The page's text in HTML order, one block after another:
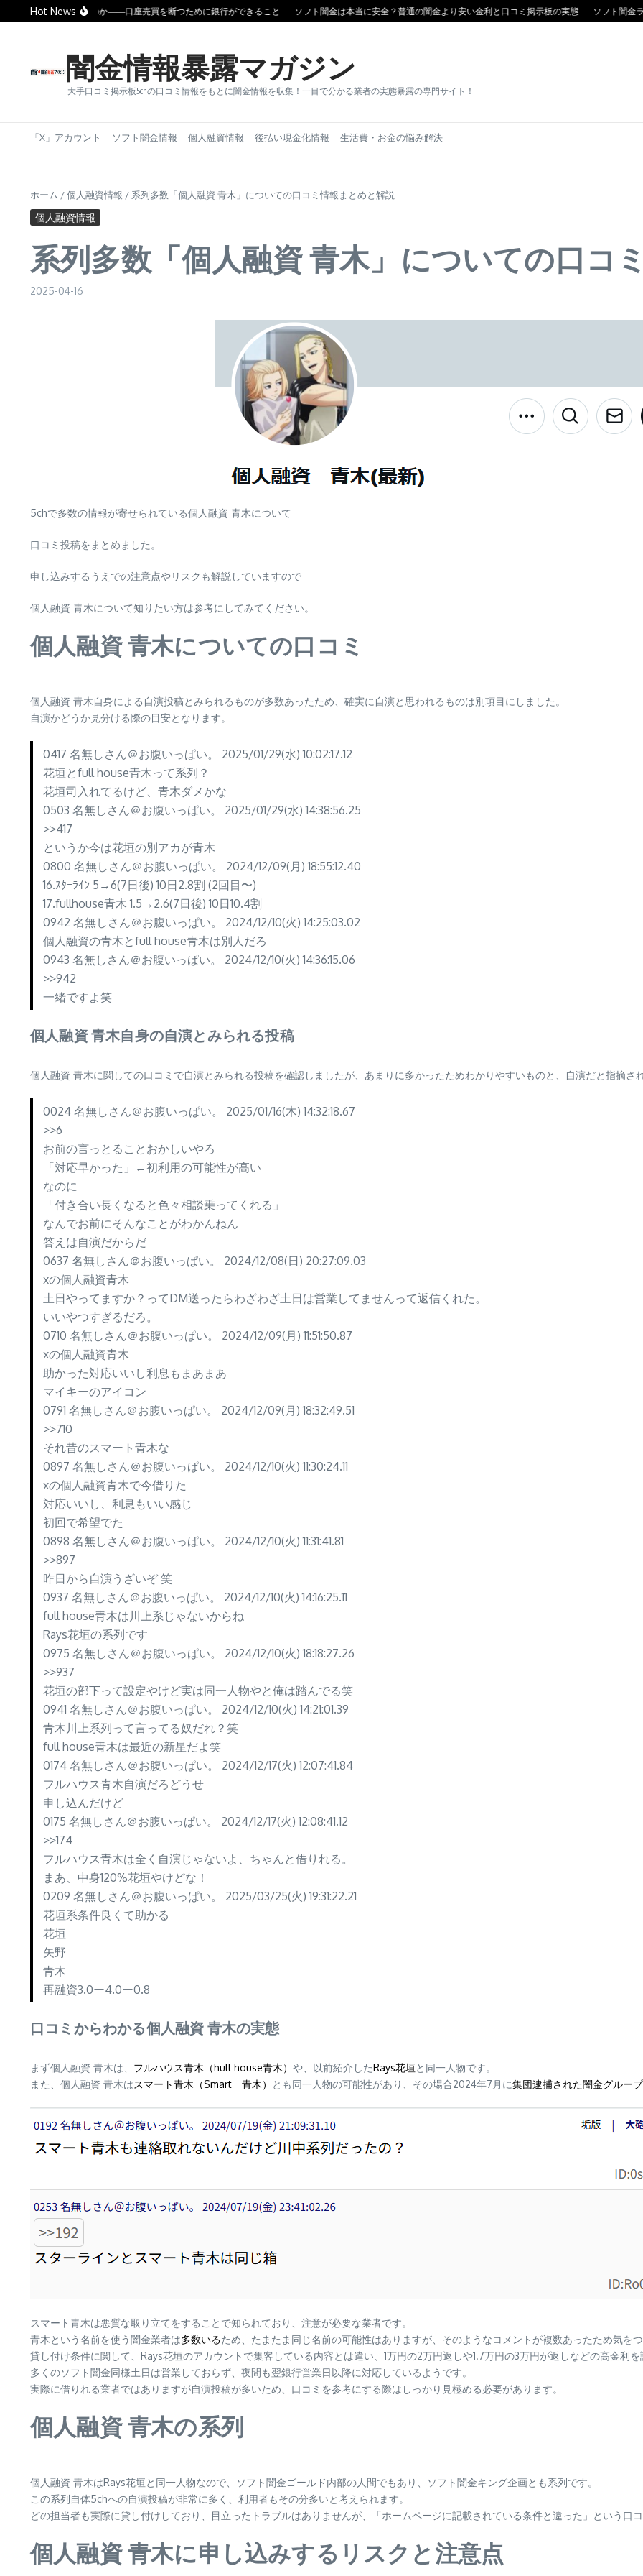
コンテンツへスキップ
Hot News
闇金は消えないのか――口座売買を断つために銀行ができること ソフト闇金は本当に安全？普通の闇金より安い金利と口コミ掲示板の実態 ソフト闇金ラン
闇金情報暴露マガジン
大手口コミ掲示板5chの口コミ情報をもとに闇金情報を収集！一目で分かる業者の実態暴露の専門サイト！
「X」アカウント ソフト闇金情報 個人融資情報 後払い現金化情報 生活費・お金の悩み解決
ホーム /個人融資情報 / 系列多数「個人融資 青木」についての口コミ情報まとめと解説
個人融資情報
系列多数「個人融資 青木」についての口コ
2025-04-16
5chで多数の情報が寄せられている個人融資 青木について
口コミ投稿をまとめました。
申し込みするうえでの注意点やリスクも解説していますので
個人融資 青木について知りたい方は参考にしてみてください。
個人融資 青木についての口コミ
個人融資 青木自身による自演投稿とみられるものが多数あったため、確実に自演と思われるものは別項目にしました。
自演かどうか見分ける際の目安となります。
0417 名無しさん＠お腹いっぱい。 2025/01/29(水) 10:02:17.12
花垣とfull house青木って系列？
花垣司入れてるけど、青木ダメかな
0503 名無しさん＠お腹いっぱい。 2025/01/29(水) 14:38:56.25
>>417
というか今は花垣の別アカが青木
0800 名無しさん＠お腹いっぱい。 2024/12/09(月) 18:55:12.40
16.ｽﾀｰﾗｲﾝ 5→6(7日後) 10日2.8割 (2回目〜)
17.fullhouse青木 1.5→2.6(7日後) 10日10.4割
0942 名無しさん＠お腹いっぱい。 2024/12/10(火) 14:25:03.02
個人融資の青木とfull house青木は別人だろ
0943 名無しさん＠お腹いっぱい。 2024/12/10(火) 14:36:15.06
>>942
一緒ですよ笑
個人融資 青木自身の自演とみられる投稿
個人融資 青木に関しての口コミで自演とみられる投稿を確認しましたが、あまりに多かったためわかりやすいものと、自演だと指摘さ
0024 名無しさん＠お腹いっぱい。 2025/01/16(木) 14:32:18.67
>>6
お前の言っとることおかしいやろ
「対応早かった」←初利用の可能性が高い
なのに
「付き合い長くなると色々相談乗ってくれる」
なんでお前にそんなことがわかんねん
答えは自演だからだ
0637 名無しさん＠お腹いっぱい。 2024/12/08(日) 20:27:09.03
xの個人融資青木
土日やってますか？ってDM送ったらわざわざ土日は営業してませんって返信くれた。
いいやつすぎるだろ。
0710 名無しさん＠お腹いっぱい。 2024/12/09(月) 11:51:50.87
xの個人融資青木
助かった対応いいし利息もまあまあ
マイキーのアイコン
0791 名無しさん＠お腹いっぱい。 2024/12/09(月) 18:32:49.51
>>710
それ昔のスマート青木な
0897 名無しさん＠お腹いっぱい。 2024/12/10(火) 11:30:24.11
xの個人融資青木で今借りた
対応いいし、利息もいい感じ
初回で希望でた
0898 名無しさん＠お腹いっぱい。 2024/12/10(火) 11:31:41.81
>>897
昨日から自演うざいぞ 笑
0937 名無しさん＠お腹いっぱい。 2024/12/10(火) 14:16:25.11
full house青木は川上系じゃないからね
Rays花垣の系列です
0975 名無しさん＠お腹いっぱい。 2024/12/10(火) 18:18:27.26
>>937
花垣の部下って設定やけど実は同一人物やと俺は踏んでる笑
0941 名無しさん＠お腹いっぱい。 2024/12/10(火) 14:21:01.39
青木川上系列って言ってる奴だれ？笑
full house青木は最近の新星だよ笑
0174 名無しさん＠お腹いっぱい。 2024/12/17(火) 12:07:41.84
フルハウス青木自演だろどうせ
申し込んだけど
0175 名無しさん＠お腹いっぱい。 2024/12/17(火) 12:08:41.12
>>174
フルハウス青木は全く自演じゃないよ、ちゃんと借りれる。
まあ、中身120%花垣やけどな！
0209 名無しさん＠お腹いっぱい。 2025/03/25(火) 19:31:22.21
花垣系条件良くて助かる
花垣
矢野
青木
再融資3.0ー4.0ー0.8
口コミからわかる個人融資 青木の実態
まず個人融資 青木は、 フルハウス青木（hull house青木） や、以前紹介したRays花垣と同一人物です。
また、個人融資 青木はスマート青木（Smart 青木） とも同一人物の可能性があり、その場合2024年7月に集団逮捕された闇金グループ
スマート青木は悪質な取り立てをすることで知られており、注意が必要な業者です。
青木という名前を使う闇金業者は多数いるため、たまたま同じ名前の可能性はありますが、そのようなコメントが複数あったため気を
貸し付け条件に関して、Rays花垣のアカウントで集客している内容とは違い、1万円の2万円返しや1.7万円の3万円が返しなどの高金利を
多くのソフト闇金同様土日は営業しておらず、夜間も翌銀行営業日以降に対応しているようです。
実際に借りれる業者ではありますが自演投稿が多いため、口コミを参考にする際はしっかり見極める必要があります。
個人融資 青木の系列
個人融資 青木はRays花垣と同一人物なので、ソフト闇金ゴールド内部の人間でもあり、ソフト闇金キング企画とも系列です。
この系列自体5chへの自演投稿が非常に多く、利用者もその分多いと考えられます。
どの担当者も実際に貸し付けしており、目立ったトラブルはありませんが、「ホームページに記載されている条件と違った」という口
個人融資 青木に申し込みするリスクと注意点